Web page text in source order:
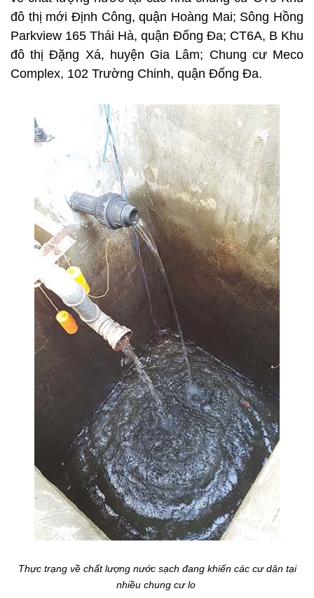
đô thị mới Định Công, quận Hoàng Mai; Sông Hồng
Parkview 165 Thái Hà, quận Đống Đa; CT6A, B Khu
đô thị Đặng Xá, huyện Gia Lâm; Chung cư Meco
Complex, 102 Trường Chinh, quận Đống Đa.
Thực trạng về chất lượng nước sạch đang khiến các cư dân tại
nhiều chung cư lo